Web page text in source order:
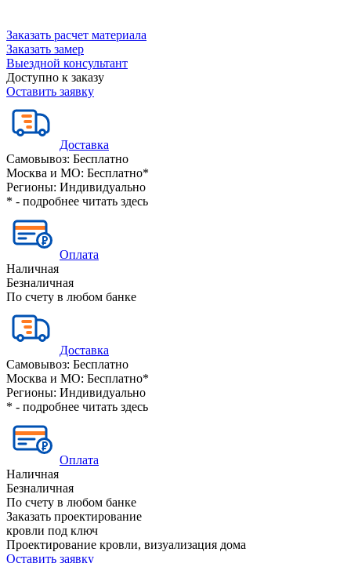
Заказать расчет материала
Заказать замер
Выездной консультант
Доступно к заказу
Оставить заявку
Доставка
Самовывоз: Бесплатно
Москва и МО: Бесплатно*
Регионы: Индивидуально
* - подробнее читать здесь
Оплата
Наличная
Безналичная
По счету в любом банке
Доставка
Самовывоз: Бесплатно
Москва и МО: Бесплатно*
Регионы: Индивидуально
* - подробнее читать здесь
Оплата
Наличная
Безналичная
По счету в любом банке
Заказать проектирование
кровли под ключ
Проектирование кровли, визуализация дома
Оставить заявку